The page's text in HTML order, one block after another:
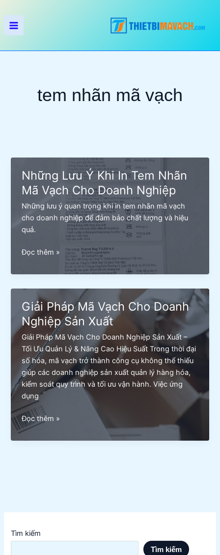
tới
nội
tem nhãn mã vạch
Tìm kiếm
Tìm kiếm
Những Lưu Ý Khi In Tem Nhãn
Mã Vạch Cho Doanh Nghiệp
Những lưu ý quan trọng khi in tem nhãn mã vạch
cho doanh nghiệp để đảm bảo chất lượng và hiệu
quả.
Những
Ý
Khi
Tem
Nhãn
Mã
Vạch
Cho
Doanh
Nghiệp
Đọc thêm »
Giải Pháp Mã Vạch Cho Doanh
Nghiệp Sản Xuất
Giải Pháp Mã Vạch Cho Doanh Nghiệp Sản Xuất –
Tối Ưu Quản Lý & Nâng Cao Hiệu Suất Trong thời đại
số hóa, mã vạch trở thành công cụ không thể thiếu
giúp các doanh nghiệp sản xuất quản lý hàng hóa,
kiểm soát quy trình và tối ưu vận hành. Việc ứng
dụng
Giải
Pháp
Mã
Xuất
Đọc thêm »